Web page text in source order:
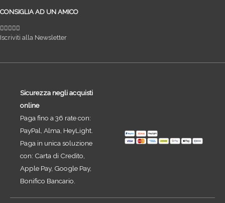
CONSIGLIA AD UN AMICO
Iscriviti alla Newsletter
Sicurezza negli acquisti
online
Paga fino a 36 rate con:
PayPal, Alma, HeyLight.
Paga in unica soluzione
con: Carta di Credito,
Apple Pay, Google Pay,
Bonifico Bancario.